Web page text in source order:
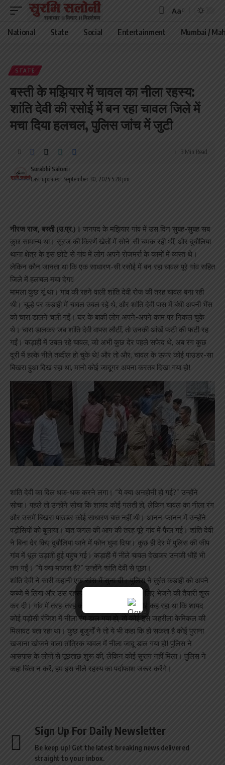
Font
Resizer
Aa
National State Social Entertainment Mumbai /
STATE
बस्ती के मझियार में चावल का नीला रहस्य:
शांति देवी की रसोई में बन रहा चावल जिले में
मचा दिया हलचल, पुलिस जांच में जुटी
Last updated: September 30, 2025 5:28 pm
Surabhi Saloni
3 Min Read
नीरज राज, बस्ती (उ.प्र.)। जनपद के मझियार गांव में उस दिन सुबह-सुबह सब
कुछ सामान्य था। सूरज की किरणें खेतों में सोने-सी चमक रही थीं, और दुबौलिया
थाना क्षेत्र के इस छोटे से गांव में लोग अपने रोजमर्रा के कामों में व्यस्त थे।
लेकिन कौन जानता था कि एक साधारण-सी रसोई में बन रहा चावल पूरे गांव सहित
जिले में हलचल मचा देगा!
मामला कुछ यूं था। गांव की रहने वाली शांति देवी रोज की तरह चावल बना रही
थी। चूल्हे पर कड़ाही में चावल उबल रहे थे, और शांति देवी पास में बंधी अपनी भैंस
को चारा डालने चली गईं। घर के बाकी लोग अपने-अपने काम पर निकल चुके
थे। चारा डालकर जब शांति देवी वापस लौटीं, तो उनकी आंखें फटी की फटी रह
गईं। कड़ाही में उबल रहे चावल, जो अभी कुछ देर पहले सफेद थे, अब रंग कुछ
दूरी में हल्के नीले तब्दील हो चुके थे! और तो और, चावल के ऊपर कोई पाउडर-सा
बिखरा हुआ दिख रहा था, मानो कोई जादूगर अपना करतब दिखा गया हो!
शांति देवी का दिल धक-धक करने लगा। “ये क्या अनहोनी हो गई?” उन्होंने
सोचा। पहले तो उन्होंने सोचा कि शायद कोई गलती हो, लेकिन चावल का नीला रंग
और उसमें बिखरा पाउडर कोई साधारण बात नहीं थी। आनन-फानन में उन्होंने
पड़ोसियों को बुलाया। बात जंगल की आग की तरह पूरे गांव में फैल गई। शांति देवी
ने बिना देर किए दुबौलिया थाने में फोन घुमा दिया। कुछ ही देर में पुलिस की जीप
गांव में धूल उड़ाती हुई पहुंच गई। कड़ाही में नीले चावल देखकर उनकी भौंहें भी
तन गईं। “ये क्या माजरा है?” उन्होंने शांति देवी से पूछा।
शांति देवी ने सारी कहानी एक सांस में सुना दी। पुलिस ने तुरंत कड़ाही को अपने
कब्जे में लिया और उस रहस्यमयी पाउडर को जांच के लिए भेजने की तैयारी शुरू
कर दी। गांव में तरह-तरह की चर्चाएं शुरू हो गईं। कोई कह रहा था कि शायद
कोई पड़ोसी रंजिश में नीला रंग डाल गया हो, तो कोई इसे जहरीला केमिकल की
मिलावट बता रहा था। कुछ बुजुर्गों ने तो ये भी कहा कि हो सकता है कोई पुराना
खजाना खोजने वाला तांत्रिक चावल में नीला जादू डाल गया हो! पुलिस ने
आसपास के लोगों से पूछताछ शुरू की, लेकिन कोई सुराग नहीं मिला। पुलिस ने
कहा चिंता न करें, हम इस नीले रहस्य का पर्दाफाश जरूर करेंगे।
Sign Up For Daily Newsletter
Be keep up! Get the latest breaking news delivered
straight to your inbox.